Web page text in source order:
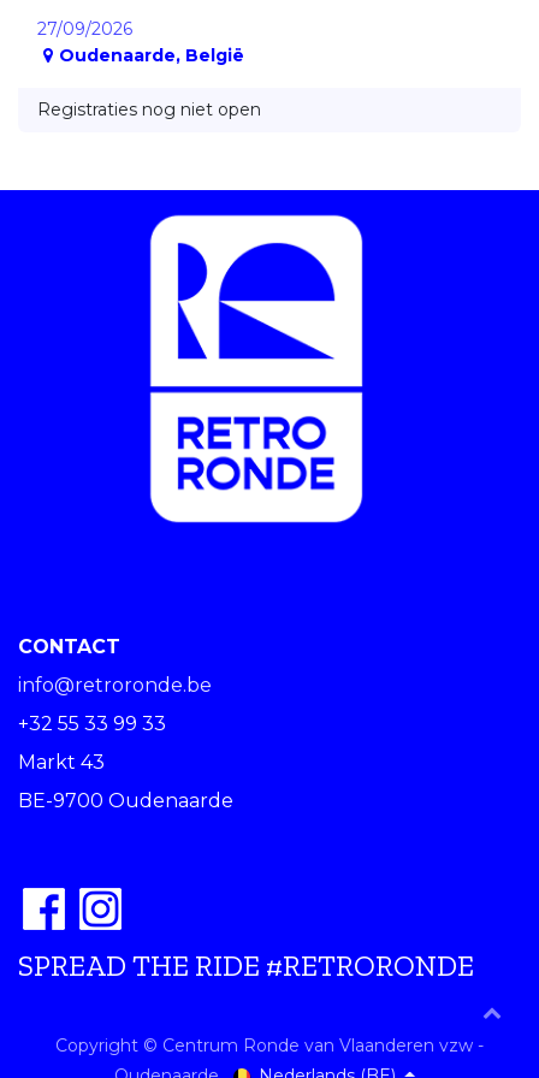
27/09/2026
Oudenaarde, België
Registraties nog niet open
CONTACT
info@retroronde.be
+32 55 33 99 33
Markt 43
BE-9700 Oudenaarde
SPREAD THE RIDE #RETRORONDE
Copyright © Centrum Ronde van Vlaanderen vzw -